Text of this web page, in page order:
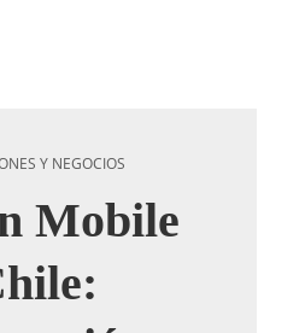
Y NEGOCIOS
Mobile